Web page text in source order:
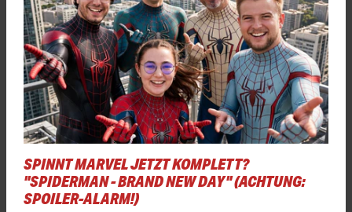
SPINNT MARVEL JETZT KOMPLETT?
"SPIDERMAN - BRAND NEW DAY" (ACHTUNG:
SPOILER-ALARM!)